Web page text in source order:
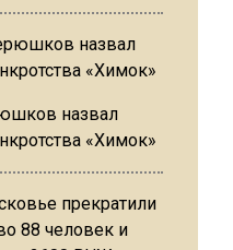
назвал
«Химок»